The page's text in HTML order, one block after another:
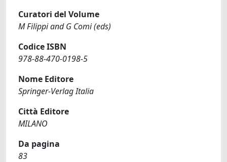
Curatori del Volume
M Filippi and G Comi (eds)
Codice ISBN
978-88-470-0198-5
Nome Editore
Springer-Verlag Italia
Città Editore
MILANO
Da pagina
83